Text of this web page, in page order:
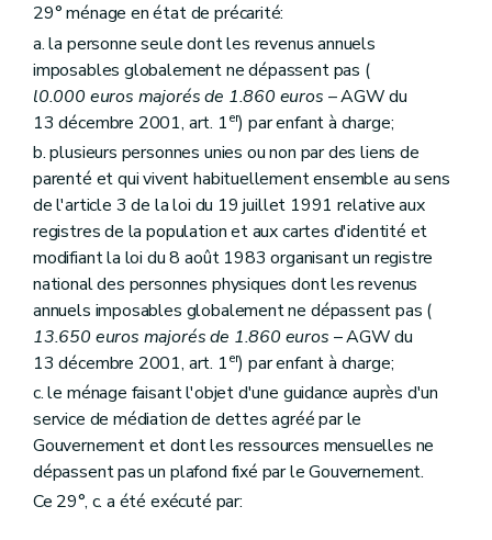
Section 4 Du Fonds régional de solidarité
Art. 172
Art. 173
Section 5
Des sanctions
Art. 174
Section 6 Du comite d'accompagnement et de suivi des commissaires spéciaux
Art. 174bis
Chapitre III
(De la Société wallonne du crédit social et des Guichets du crédit social
Section première De la Société wallonne du crédit social
Sous-section première Généralités
Art. 1751
Sous-section 2 Des missions de service public, des tâches de service public et des moyens d'actions de la Société
Sous-section 3 Des ressources
Art. 1753
Sous-section 4 Des organes de la Société
Section A. De l'assemblée générale
Art. 1754
Section B. Du conseil d'administration
Art. 1755
Art. 1756
Art. 1757
Art. 1758
Section C. De la direction
29° ménage en état de précarité:
a. la personne seule dont les revenus annuels
imposables globalement ne dépassent pas (
l0.000 euros majorés de 1.860 euros – AGW du
13 décembre 2001, art. 1er) par enfant à charge;
b. plusieurs personnes unies ou non par des liens de
parenté et qui vivent habituellement ensemble au sens
de l'article 3 de la loi du 19 juillet 1991 relative aux
registres de la population et aux cartes d'identité et
modifiant la loi du 8 août 1983 organisant un registre
national des personnes physiques dont les revenus
annuels imposables globalement ne dépassent pas (
13.650 euros majorés de 1.860 euros – AGW du
13 décembre 2001, art. 1er) par enfant à charge;
c. le ménage faisant l'objet d'une guidance auprès d'un
service de médiation de dettes agréé par le
Gouvernement et dont les ressources mensuelles ne
dépassent pas un plafond fixé par le Gouvernement.
Ce 29°, c. a été exécuté par: